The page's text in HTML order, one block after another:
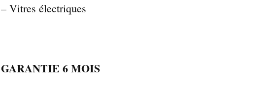
– Vitres électriques
GARANTIE 6 MOIS